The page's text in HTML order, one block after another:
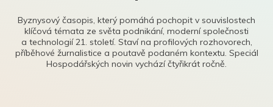
Byznysový časopis, který pomáhá pochopit v souvislostech
klíčová témata ze světa podnikání, moderní společnosti
a technologií 21. století. Staví na profilových rozhovorech,
příběhové žurnalistice a poutavě podaném kontextu. Speciál
Hospodářských novin vychází čtyřikrát ročně.